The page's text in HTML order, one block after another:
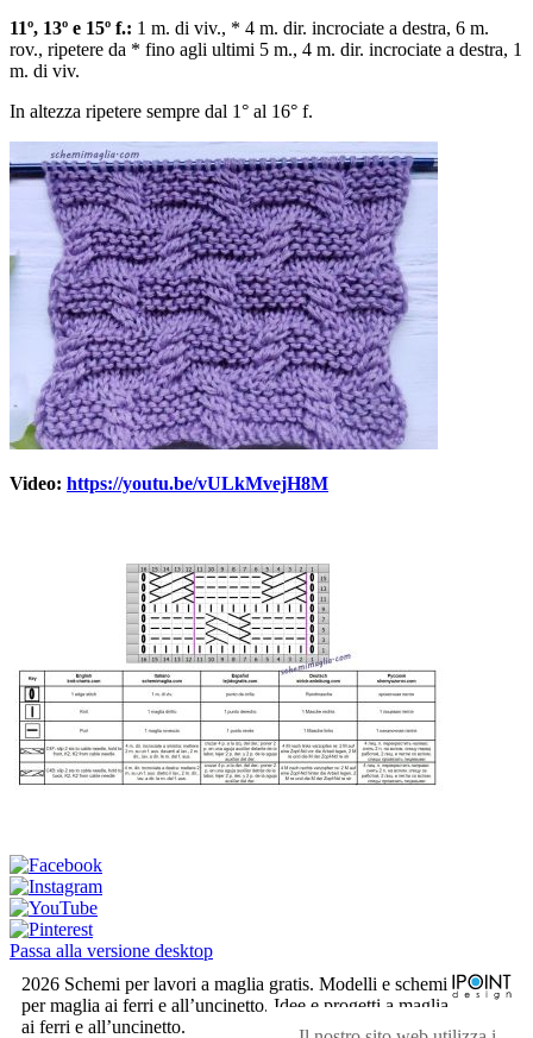
11º, 13º e 15º f.: 1 m. di viv., * 4 m. dir. incrociate a destra, 6 m.
rov., ripetere da * fino agli ultimi 5 m., 4 m. dir. incrociate a destra, 1
m. di viv.
In altezza ripetere sempre dal 1° al 16° f.
Video: https://youtu.be/vULkMvejH8M
Passa alla versione desktop
2026 Schemi per lavori a maglia gratis. Modelli e schemi
per maglia ai ferri e all’uncinetto. Idee e progetti a maglia
ai ferri e all’uncinetto.